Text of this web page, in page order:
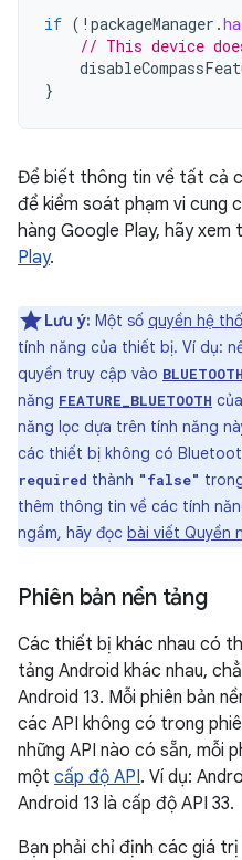
if ( ! packageManager .
// This device
}
Để biết thông tin về tất cả
để kiểm soát phạm vi cung
hàng Google Play, hãy xem
Play.
Lưu ý: Một số quyền hệ
tính năng của thiết bị. Ví dụ:
quyền truy cập vào BLUETOOTH
năng FEATURE_BLUETOOTH
năng lọc dựa trên tính năng
các thiết bị không có
required thành "false"
thêm thông tin về các tính
ngầm, hãy đọc bài viết Quyền
Phiên bản nền tảng
Các thiết bị khác nhau có
tảng Android khác nhau,
Android 13. Mỗi phiên bản
các API không có trong
những API nào có sẵn, mỗi
một cấp độ API. Ví dụ:
Android 13 là cấp độ API 33.
Bạn phải chỉ định các giá trị